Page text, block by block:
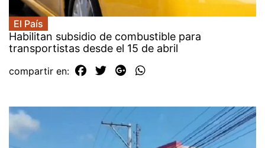
El País
Habilitan subsidio de combustible para
transportistas desde el 15 de abril
compartir en: